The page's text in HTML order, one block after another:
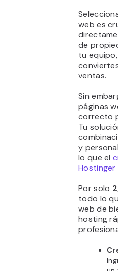
web es
de
tu
ventas.
Sin
páginas
correcto
Tu
y
lo que el
Hostinger
Por solo
todo lo
web de
hosting